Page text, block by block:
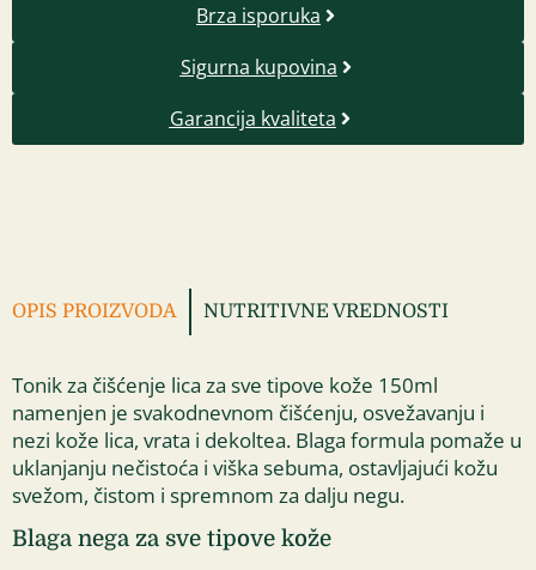
Brza isporuka
Sigurna kupovina
Garancija kvaliteta
OPIS PROIZVODA NUTRITIVNE VREDNOSTI
Tonik za čišćenje lica za sve tipove kože 150ml
namenjen je svakodnevnom čišćenju, osvežavanju i
nezi kože lica, vrata i dekoltea. Blaga formula pomaže u
uklanjanju nečistoća i viška sebuma, ostavljajući kožu
svežom, čistom i spremnom za dalju negu.
Blaga nega za sve tipove kože